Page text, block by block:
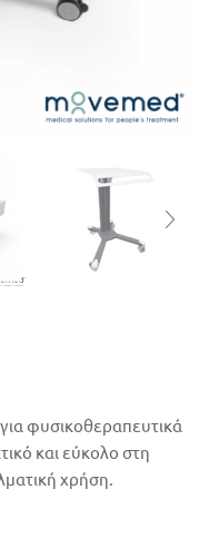
φυσικοθεραπευτικά
και εύκολο στη
χρήση.